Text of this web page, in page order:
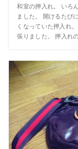
和室の押入れ。 いろ
ました。 開けるたび
くなっていた押入れ
張りました。 押入れ